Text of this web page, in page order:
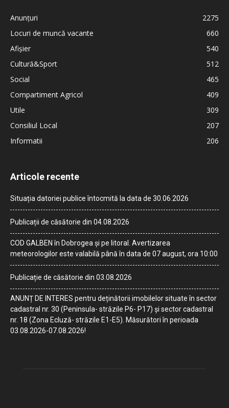
Anunțuri
2275
Locuri de muncă vacante
660
Afișier
540
Cultură&Sport
512
Social
465
Compartiment Agricol
409
Utile
309
Consiliul Local
207
Informatii
206
Articole recente
Situația datoriei publice întocmită la data de 30.06.2026
Publicații de căsătorie din 04.08.2026
COD GALBEN în Dobrogea și pe litoral. Avertizarea
meteorologilor este valabilă până în data de 07 august, ora 10:00
Publicație de căsătorie din 03.08.2026
ANUNȚ DE INTERES pentru deținătorii imobilelor situate în sector
cadastral nr. 30 (Peninsula- străzile P6- P17) și sector cadastral
nr. 18 (Zona Ecluză- străzile E1-E5). Măsurători în perioada
03.08.2026-07.08.2026!